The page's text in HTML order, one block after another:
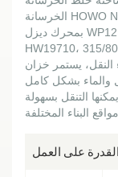
الخرسانة HOWO NX400 على هيكل HOWO 6x4، وهي مزودة
بمحرك ديزل WP12.400E201 بقوة 400 حصان وعلبة تروس
HW19710، وإطارات 315/80R22.5، ونظام فرامل هوائية مزدوجة
النقل، يستمر خزان
والماء بشكل كامل
التنقل بسهولة